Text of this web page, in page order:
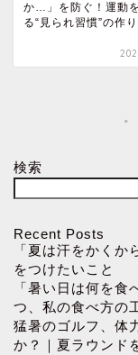
か…」を防ぐ！運動
る“見られ習慣”の作
検索
Recent Posts
「夏は汗をかく
をつけたいこと
「暑い日は何を
つ、私の食べ方の
猛暑のゴルフ、体
か？｜夏ラウンド